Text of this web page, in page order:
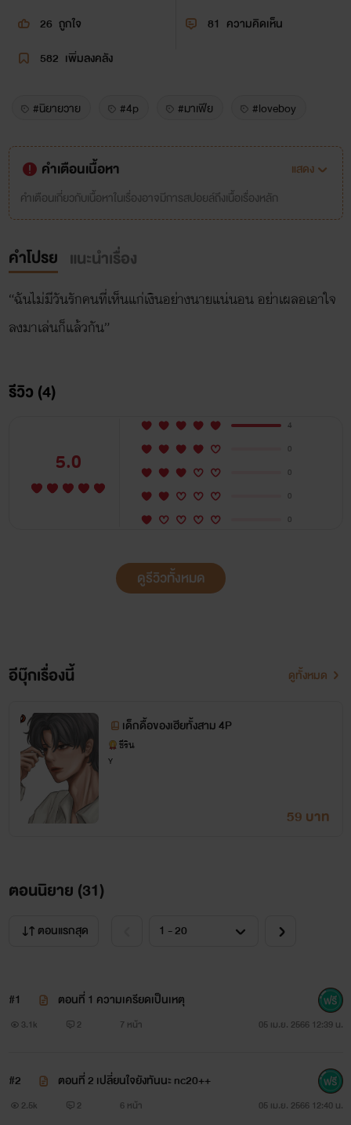
26 ถูกใจ 81 ความคิดเห็น
582 เพิ่มลงคลัง
#นิยายวาย #4p #มาเฟีย #loveboy
คำเตือนเนื้อหา
แสดง
คำเตือนเกี่ยวกับเนื้อหาในเรื่องอาจมีการสปอยล์ถึงเนื้อเรื่องหลัก
คำโปรย แนะนำเรื่อง
“ฉันไม่มีวันรักคนที่เห็นแก่เงินอย่างนายแน่นอน อย่าเผลอเอาใจ
ลงมาเล่นก็แล้วกัน”
รีวิว (4)
5.0
4
0
0
0
0
ดูรีวิวทั้งหมด
อีบุ๊กเรื่องนี้ ดูทั้งหมด
เด็กดื้อของเฮียทั้งสาม 4P
ชีริน
Y
59 บาท
ตอนนิยาย (31)
ตอนแรกสุด
#1 ตอนที่ 1 ความเครียดเป็นเหตุ
3.1k 2 7 หน้า 05 เม.ย. 2566 12:39 น.
#2 ตอนที่ 2 เปลี่ยนใจยังทันนะ nc20++
2.5k 2 6 หน้า 05 เม.ย. 2566 12:40 น.